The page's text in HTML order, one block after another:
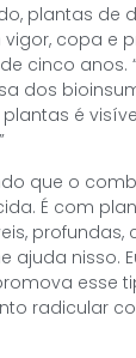
plantas de
copa e
cinco anos.
dos
é
que o
É com
ajuda nisso.
esse
radicular